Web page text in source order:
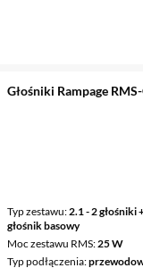
Głośniki Rampage
Typ zestawu 2.1 - 2 głośniki
głośnik basowy
Moc zestawu RMS 25 W
Typ podłączenia